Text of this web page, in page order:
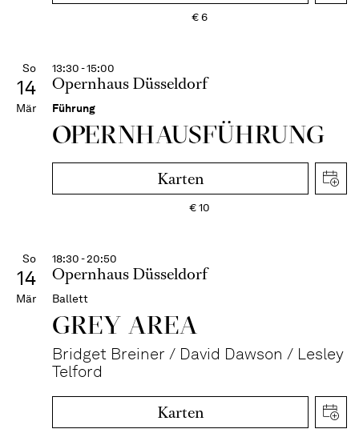
€6
So
14
Mär
13:30 - 15:00
Opernhaus Düsseldorf
Führung
OPERN­HAUS­FÜH­RUNG
Karten
€10
So
14
Mär
18:30 - 20:50
Opernhaus Düsseldorf
Ballett
GREY AREA
Bridget Breiner / David Dawson / Lesley
Telford
Karten